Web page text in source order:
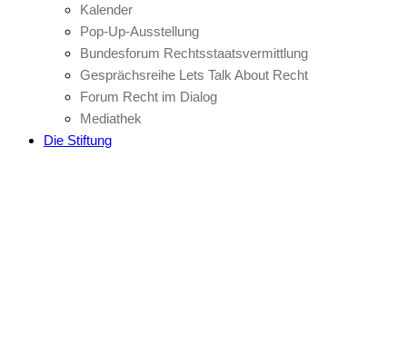
Kalender
Pop-Up-Ausstellung
Bundesforum Rechtsstaatsvermittlung
Gesprächsreihe Lets Talk About Recht
Forum Recht im Dialog
Mediathek
Die Stiftung